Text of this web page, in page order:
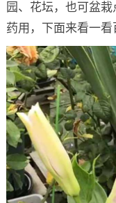
园、花坛，也可盆
药用，下面来看一看